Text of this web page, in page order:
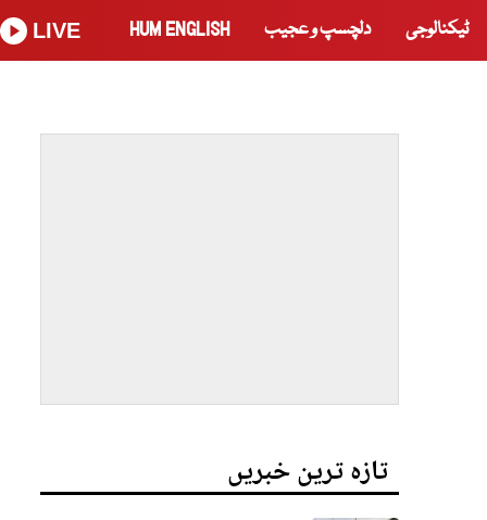
ٹیکنالوجی دلچسپ و عجیب HUM ENGLISH
LIVE
تازہ ترین خبریں